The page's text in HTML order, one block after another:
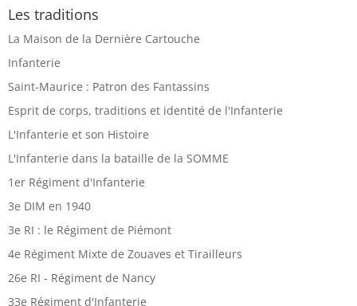
Les traditions
La Maison de la Dernière Cartouche
Infanterie
Saint-Maurice : Patron des Fantassins
Esprit de corps, traditions et identité de l'Infanterie
L'Infanterie et son Histoire
L'Infanterie dans la bataille de la SOMME
1er Régiment d'Infanterie
3e DIM en 1940
3e RI : le Régiment de Piémont
4e Régiment Mixte de Zouaves et Tirailleurs
26e RI - Régiment de Nancy
33e Régiment d'Infanterie